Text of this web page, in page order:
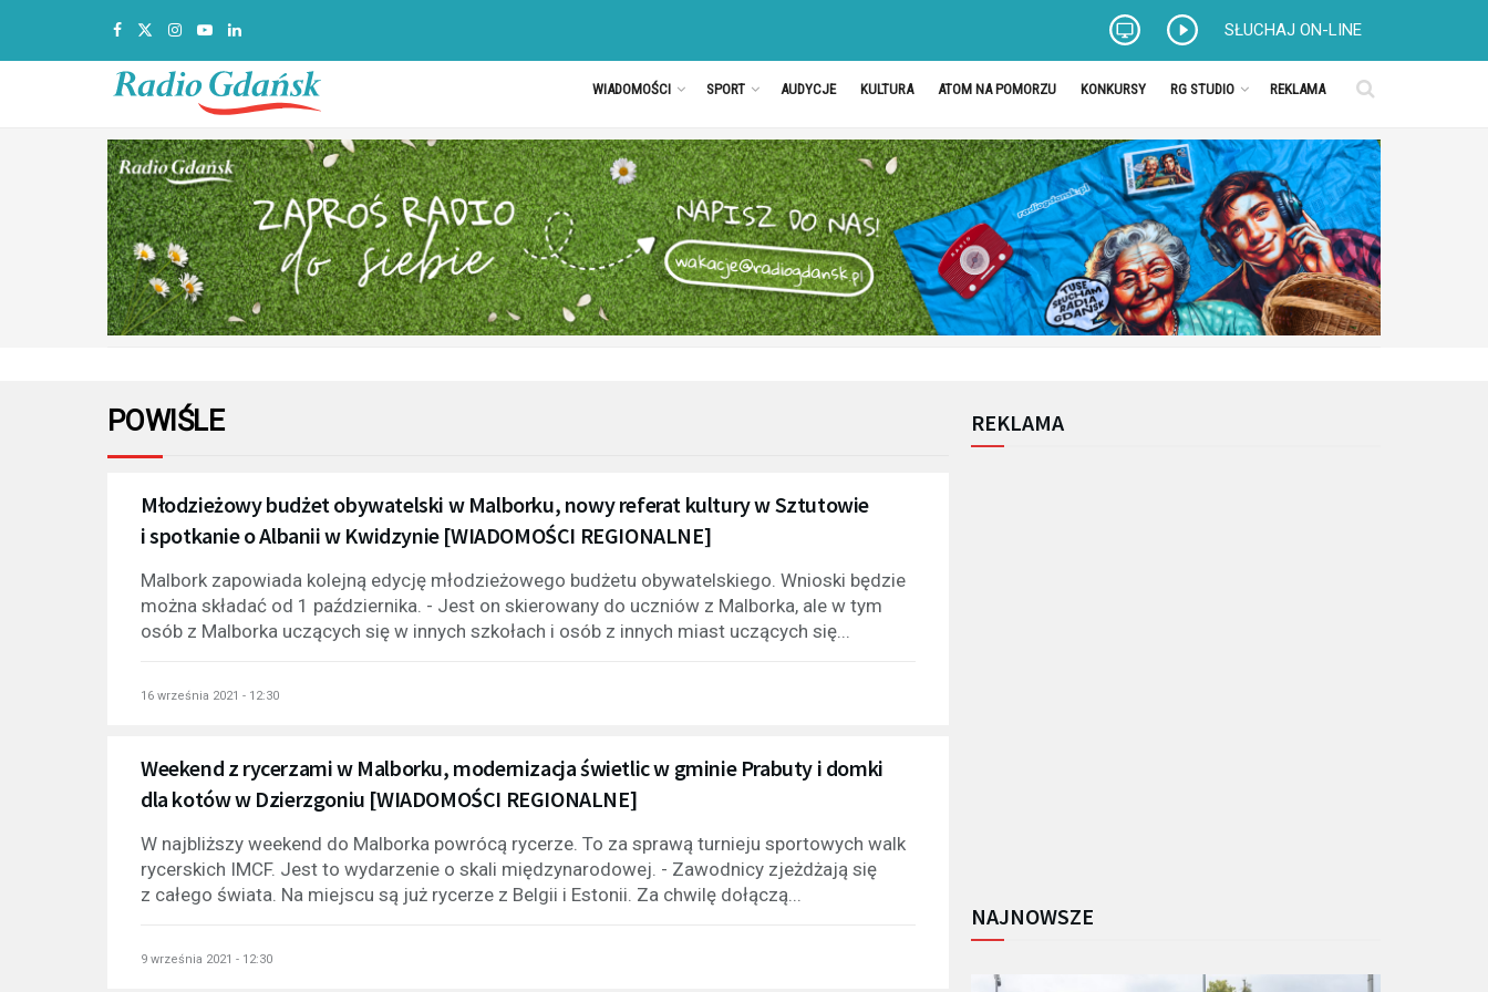
SŁUCHAJ ON-LINE
WIADOMOŚCI SPORT AUDYCJE KULTURA ATOM NA POMORZU KONKURSY RG STUDIO REKLAMA
POWIŚLE
Młodzieżowy budżet obywatelski w Malborku, nowy referat kultury w Sztutowie
i spotkanie o Albanii w Kwidzynie [WIADOMOŚCI REGIONALNE]
Malbork zapowiada kolejną edycję młodzieżowego budżetu obywatelskiego. Wnioski będzie
można składać od 1 października. - Jest on skierowany do uczniów z Malborka, ale w tym
osób z Malborka uczących się w innych szkołach i osób z innych miast uczących się...
16 września 2021 - 12:30
Weekend z rycerzami w Malborku, modernizacja świetlic w gminie Prabuty i domki
dla kotów w Dzierzgoniu [WIADOMOŚCI REGIONALNE]
W najbliższy weekend do Malborka powrócą rycerze. To za sprawą turnieju sportowych walk
rycerskich IMCF. Jest to wydarzenie o skali międzynarodowej. - Zawodnicy zjeżdżają się
z całego świata. Na miejscu są już rycerze z Belgii i Estonii. Za chwilę dołączą...
9 września 2021 - 12:30
REKLAMA
NAJNOWSZE